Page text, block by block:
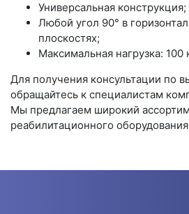
Универсальная конструкция;
Любой угол 90° в
плоскостях;
Максимальная нагрузка: 100
Для получения консультации по
обращайтесь к специалистам
Мы предлагаем широкий
реабилитационного